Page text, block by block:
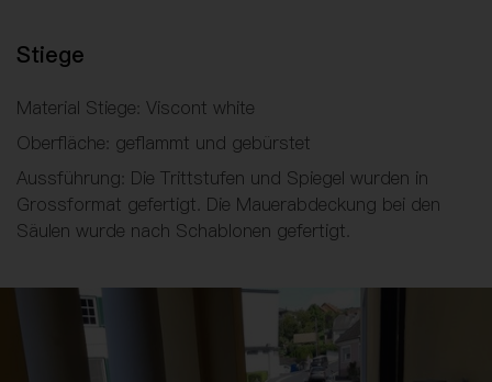
Stiege
Material Stiege: Viscont white
Oberfläche: geflammt und gebürstet
Aussführung: Die Trittstufen und Spiegel wurden in
Grossformat gefertigt. Die Mauerabdeckung bei den
Säulen wurde nach Schablonen gefertigt.